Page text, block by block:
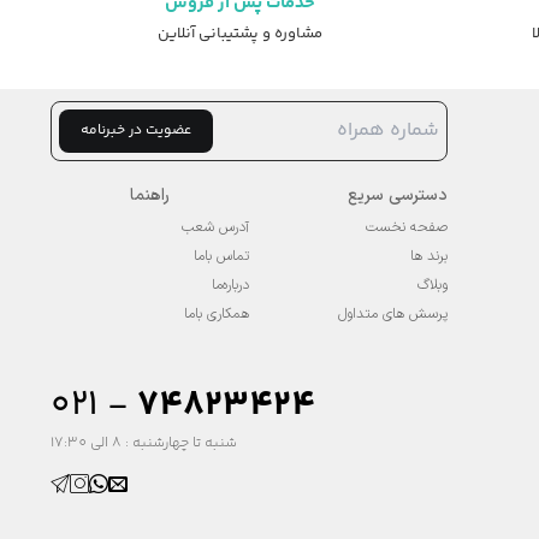
مشاوره و پشتیبانی آنلاین
عضویت در خبرنامه
دسترسی سریع
صفحه نخست
برند ها
وبلاگ
پرسش های متداول
راهنما
آدرس شعب
تماس باما
درباره‌ما
همکاری باما
۰۲۱ - 74823424
شنبه تا چهارشنبه : 8 الی 17:30